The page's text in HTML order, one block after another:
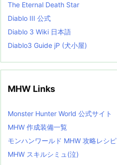
The Eternal Death Star
Diablo III 公式
Diablo 3 Wiki 日本語
Diablo3 Guide jP (犬小屋)
MHW Links
Monster Hunter World 公式サイト
MHW 作成装備一覧
モンハンワールド MHW 攻略レシピ
MHW スキルシミュ(泣)